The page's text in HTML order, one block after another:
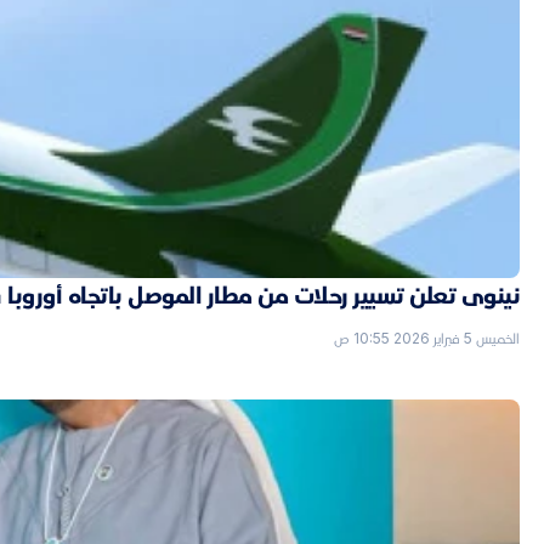
نينوى تعلن تسيير رحلات من مطار الموصل باتجاه أوروبا
الخميس 5 فبراير 2026 10:55 ص